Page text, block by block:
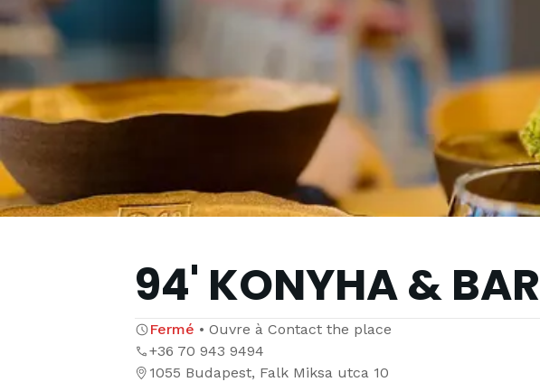
94' KONYHA & BAR
Fermé • Ouvre à Contact the place
+36 70 943 9494
1055 Budapest, Falk Miksa utca 10